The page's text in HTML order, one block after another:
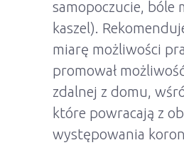
samopoczucie, bóle
kaszel).
miarę możliwości
promował
zdalnej z domu,
które powracają z
występowania